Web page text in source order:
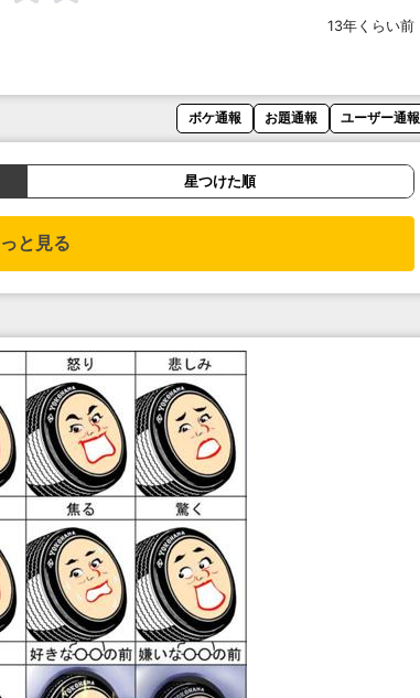
13年くらい前
ボケ通報 お題通報 ユーザー通報
星つけた順
と見る